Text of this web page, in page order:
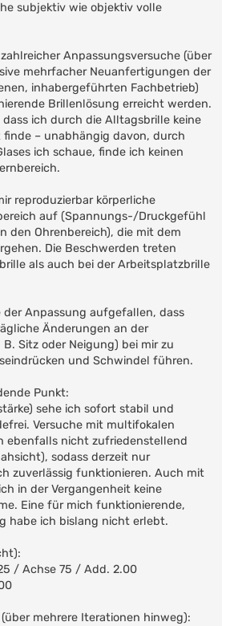
subjektiv wie objektiv volle
Anpassungsversuche (über
mehrfacher Neuanfertigungen der
inhabergeführten Fachbetrieb)
Brillenlösung erreicht werden.
ich durch die Alltagsbrille keine
finde – unabhängig davon, durch
ich schaue, finde ich keinen
reproduzierbar körperliche
auf (Spannungs-/Druckgefühl
den Ohrenbereich), die mit dem
Die Beschwerden treten
als auch bei der Arbeitsplatzbrille
Anpassung aufgefallen, dass
Änderungen an der
Sitz oder Neigung) bei mir zu
und Schwindel führen.
Punkt:
sehe ich sofort stabil und
Versuche mit multifokalen
ebenfalls nicht zufriedenstellend
sodass derzeit nur
zuverlässig funktionieren. Auch mit
in der Vergangenheit keine
Eine für mich funktionierende,
habe ich bislang nicht erlebt.
/ Achse 75 / Add. 2.00
mehrere Iterationen hinweg):